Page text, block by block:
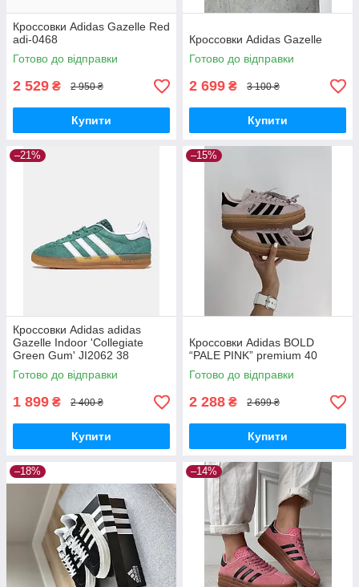
Кроссовки Adidas Gazelle Red
adi-0468
Готово до відправки
2 529 ₴ 2 950 ₴
Купити
Кроссовки Adidas Gazelle
Готово до відправки
2 699 ₴ 3 100 ₴
Купити
–21%
Кроссовки Adidas adidas
Gazelle Indoor 'Collegiate
Green Gum' JI2062 38
Готово до відправки
1 899 ₴ 2 400 ₴
Купити
–15%
Кроссовки Adidas BOLD
“PALE PINK” premium 40
Готово до відправки
2 288 ₴ 2 699 ₴
Купити
–18% –14%